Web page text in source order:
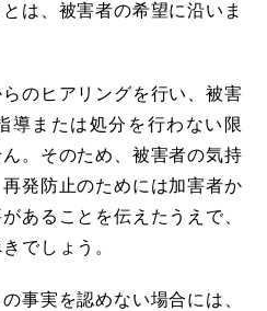
は、被害者の希望に沿いま
のヒアリングを行い、被害
導または処分を行わない限
。そのため、被害者の気持
発防止のためには加害者か
あることを伝えたうえで、
でしょう。
事実を認めない場合には、